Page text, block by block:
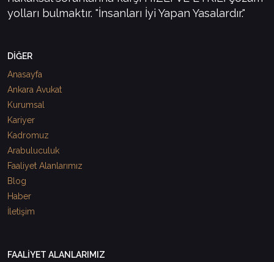
yolları bulmaktır. "İnsanları İyi Yapan Yasalardır."
DİĞER
Anasayfa
Ankara Avukat
Kurumsal
Kariyer
Kadromuz
Arabuluculuk
Faaliyet Alanlarımız
Blog
Haber
İletişim
FAALİYET ALANLARIMIZ